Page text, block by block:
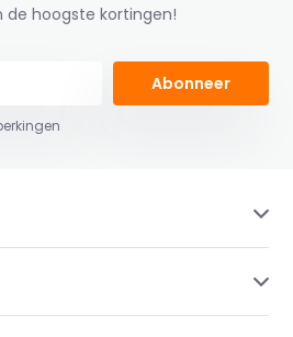
de hoogste kortingen!
Abonneer